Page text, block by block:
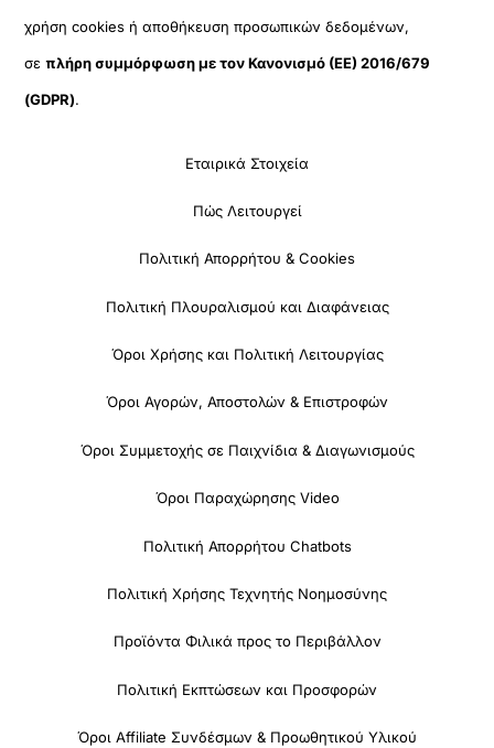
χρήση cookies ή αποθήκευση προσωπικών δεδομένων,
σεπλήρη συμμόρφωση με τον Κανονισμό (ΕΕ) 2016/679
(GDPR).
Εταιρικά Στοιχεία
Πώς Λειτουργεί
Πολιτική Απορρήτου & Cookies
Πολιτική Πλουραλισμού και Διαφάνειας
Όροι Χρήσης και Πολιτική Λειτουργίας
Όροι Αγορών, Αποστολών & Επιστροφών
Όροι Συμμετοχής σε Παιχνίδια & Διαγωνισμούς
Όροι Παραχώρησης Video
Πολιτική Απορρήτου Chatbots
Πολιτική Χρήσης Τεχνητής Νοημοσύνης
Προϊόντα Φιλικά προς το Περιβάλλον
Πολιτική Εκπτώσεων και Προσφορών
Όροι Affiliate Συνδέσμων & Προωθητικού Υλικού